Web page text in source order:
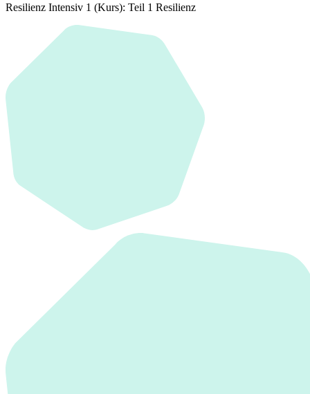
Resilienz Intensiv 1 (Kurs): Teil 1 Resilienz